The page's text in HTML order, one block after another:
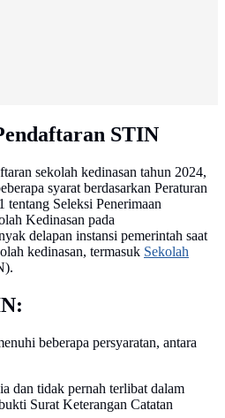
STIN
sekolah kedinasan tahun 2024,
syarat berdasarkan Peraturan
Seleksi Penerimaan
Kedinasan pada
delapan instansi pemerintah saat
kedinasan, termasuk Sekolah
beberapa persyaratan, antara
dan tidak pernah terlibat dalam
Surat Keterangan Catatan